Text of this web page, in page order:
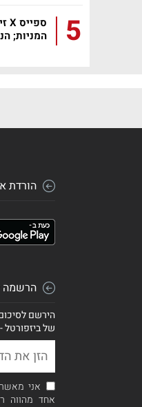
5
המניות;
הורדת
הרשמה
הירשם
של ביזפורטל
אני
אחד מהווה